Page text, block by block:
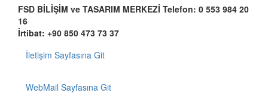
FSD BİLİŞİM ve TASARIM MERKEZİ Telefon: 0 553 984 20
16
İrtibat: +90 850 473 73 37
İletişim Sayfasına Git
WebMail Sayfasına Git